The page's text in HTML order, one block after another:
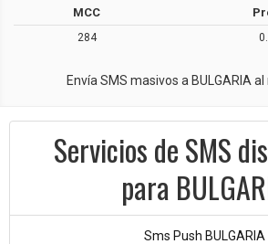
MCC
284
Envía SMS masivos a BULGARIA
Servicios de SMS
para
Sms Push BULGARIA